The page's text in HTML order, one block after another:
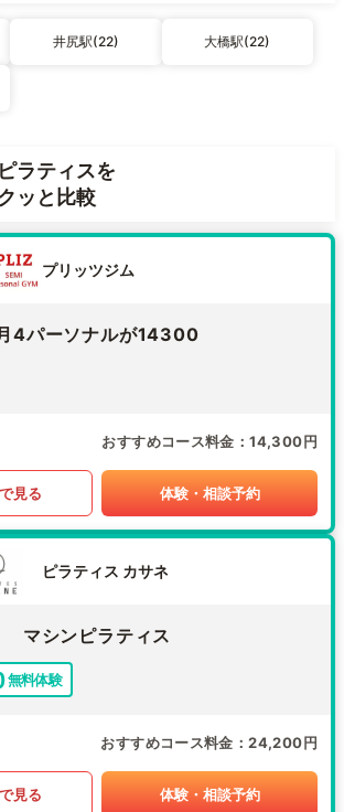
井尻駅(22) 大橋駅(22)
ラティスを
ッと比較
プリッツジム
4パーソナルが14300
おすすめコース料金 14,300円
見る 体験・相談予約
ピラティス カサネ
マシンピラティス
無料体験
おすすめコース料金 24,200円
見る 体験・相談予約